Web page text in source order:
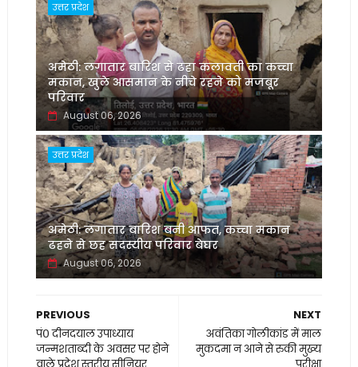
उत्तर प्रदेश
अमेठी: लगातार बारिश से ढहा कलावती का कच्चा
मकान, खुले आसमान के नीचे रहने को मजबूर
परिवार
August 06, 2026
उत्तर प्रदेश
अमेठी: लगातार बारिश बनी आफत, कच्चा मकान
ढहने से छह सदस्यीय परिवार बेघर
August 06, 2026
NEXT
अवंतिका गोलीकांड में माल
मुकदमा न आने से रुकी मुख्य
PREVIOUS
पं० दीनदयाल उपाध्याय
जन्मशताब्दी के अवसर पर होने